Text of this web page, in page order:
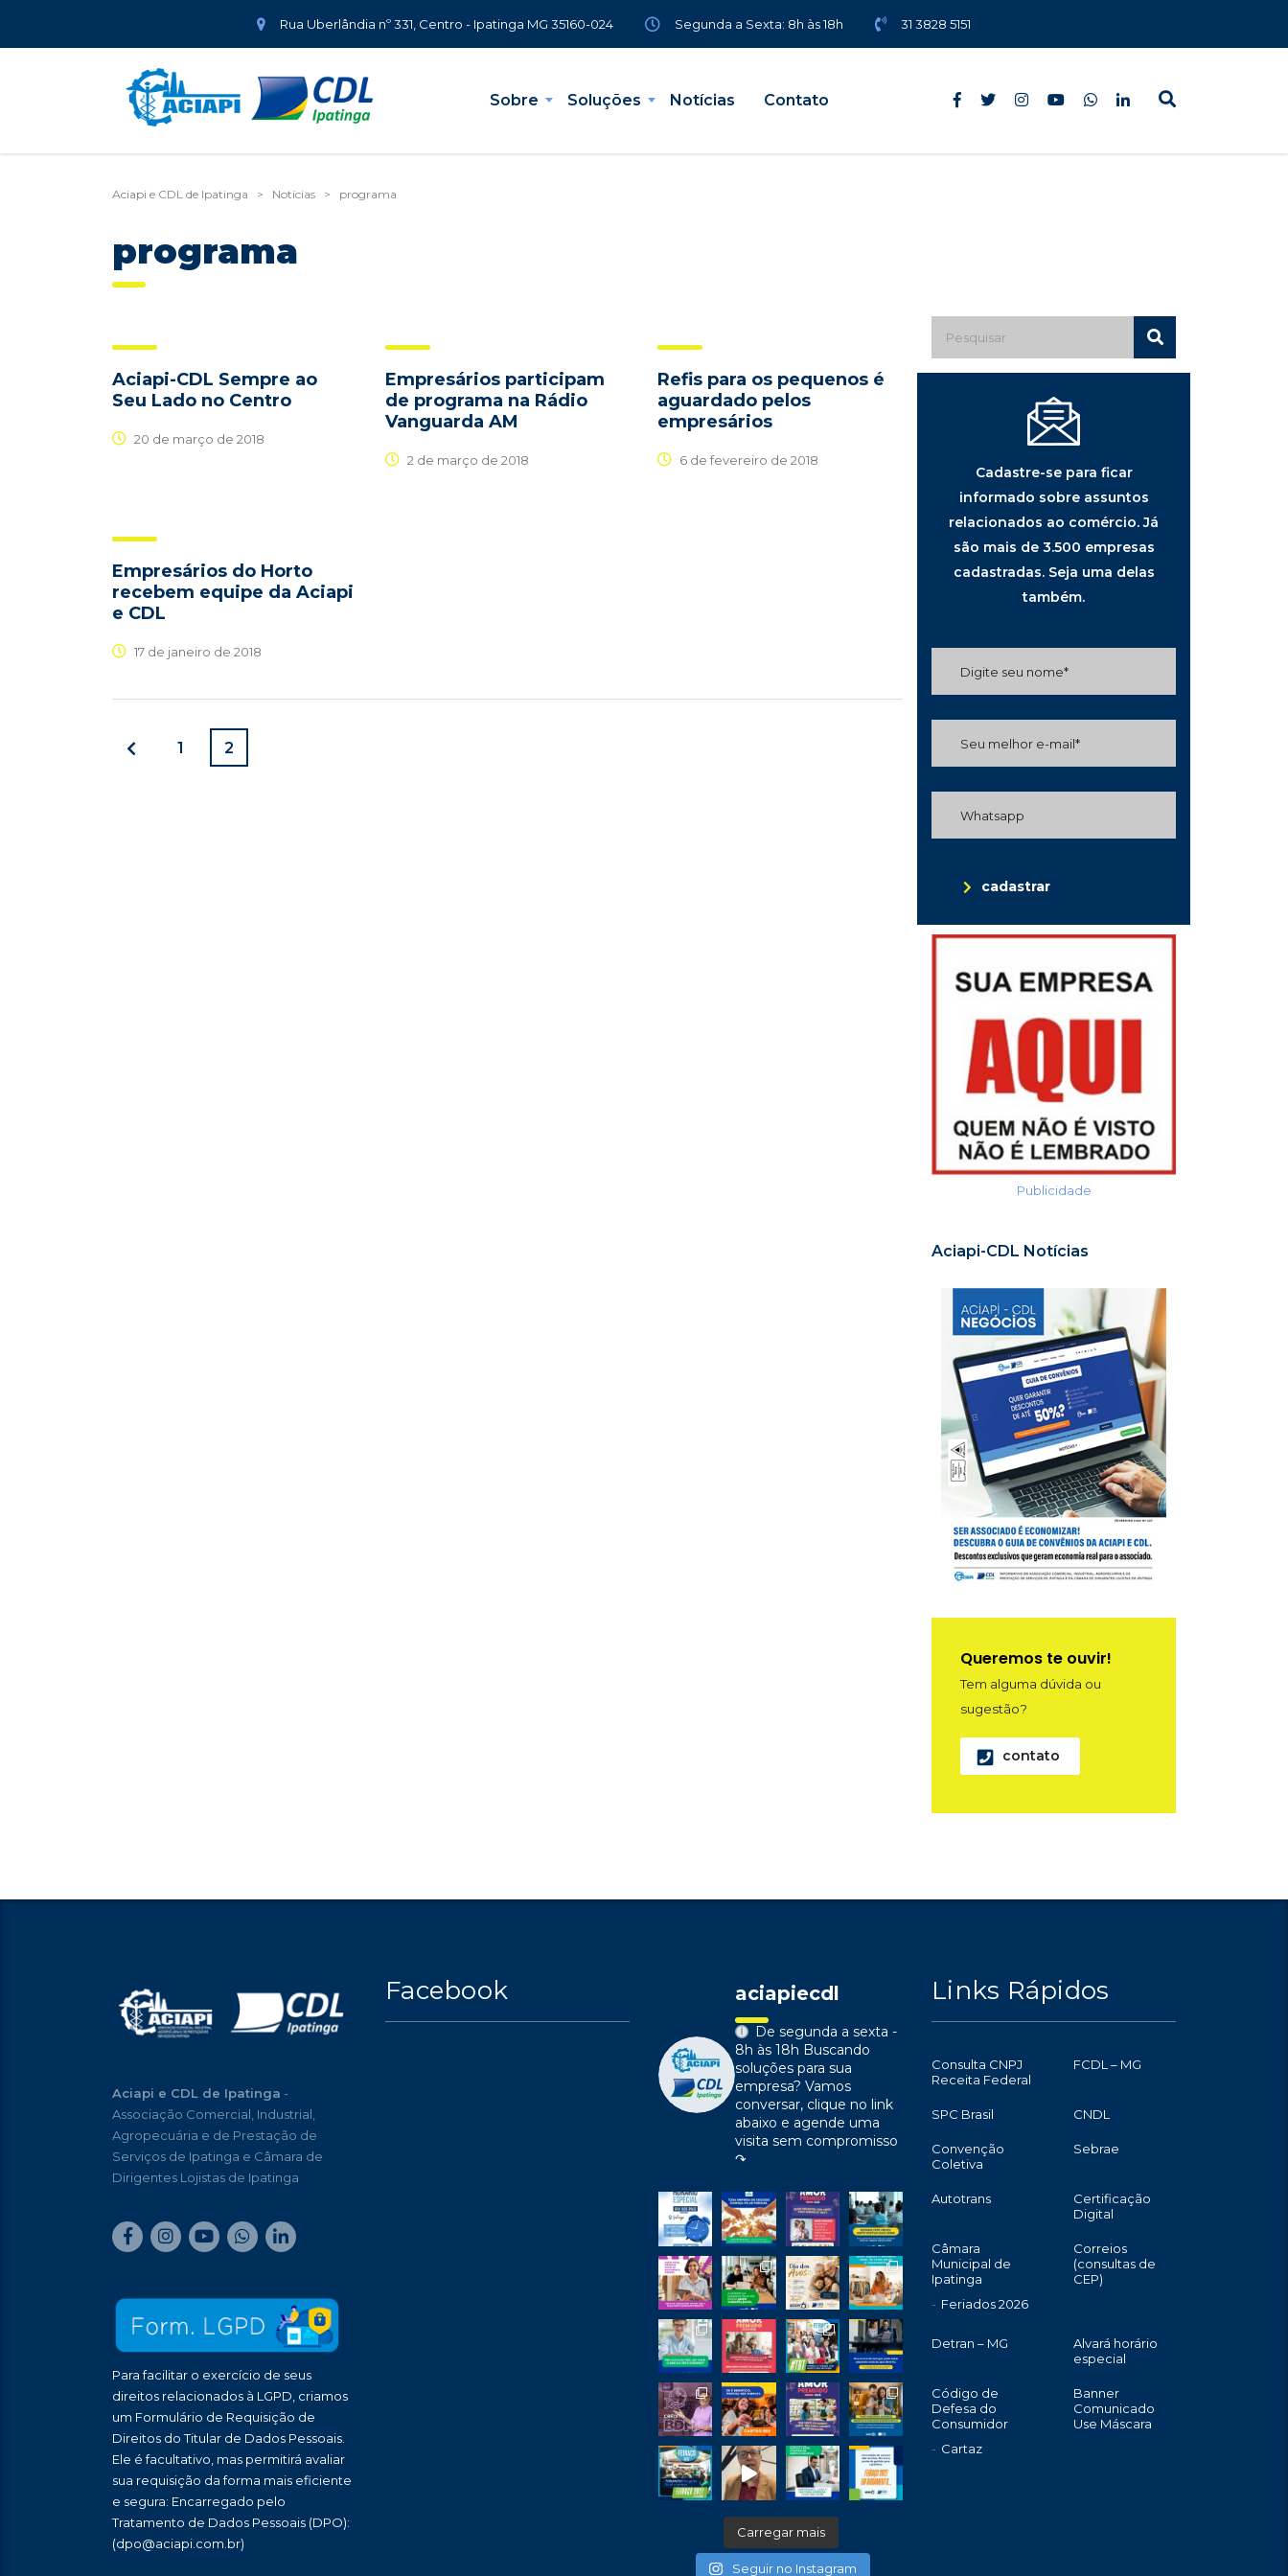
Rua Uberlândia nº 331, Centro - Ipatinga MG 35160-024 Segunda a Sexta: 8h às 18h 31 3828 5151
Sobre Soluções Notícias Contato
Aciapi e CDL de Ipatinga > Notícias > programa
programa
Aciapi-CDL Sempre ao
Seu Lado no Centro
20 de março de 2018
Empresários participam
de programa na Rádio
Vanguarda AM
2 de março de 2018
Refis para os pequenos é
aguardado pelos
empresários
6 de fevereiro de 2018
Empresários do Horto
recebem equipe da Aciapi
e CDL
17 de janeiro de 2018
1 2
Cadastre-se para ficar
informado sobre assuntos
relacionados ao comércio. Já
são mais de 3.500 empresas
cadastradas. Seja uma delas
também.
cadastrar
Publicidade
Aciapi-CDL Notícias
Queremos te ouvir!
Tem alguma dúvida ou
sugestão?
contato
Aciapi e CDL de Ipatinga -
Associação Comercial, Industrial,
Agropecuária e de Prestação de
Serviços de Ipatinga e Câmara de
Dirigentes Lojistas de Ipatinga
Para facilitar o exercício de seus
direitos relacionados à LGPD, criamos
um Formulário de Requisição de
Direitos do Titular de Dados Pessoais.
Ele é facultativo, mas permitirá avaliar
sua requisição da forma mais eficiente
e segura: Encarregado pelo
Tratamento de Dados Pessoais (DPO):
(dpo@aciapi.com.br)
Facebook aciapiecdl
De segunda a sexta -
8h às 18h Buscando
soluções para sua
empresa? Vamos
conversar, clique no link
abaixo e agende uma
visita sem compromisso
↷
Carregar mais
Seguir no Instagram
Links Rápidos
Consulta CNPJ
Receita Federal
FCDL – MG
SPC Brasil CNDL
Convenção
Coletiva
Sebrae
Autotrans
Certificação
Digital
Câmara
Municipal de
Ipatinga
Feriados 2026
Correios
(consultas de
CEP)
Detran – MG
Alvará horário
especial
Código de
Defesa do
Consumidor
Cartaz
Banner
Comunicado
Use Máscara